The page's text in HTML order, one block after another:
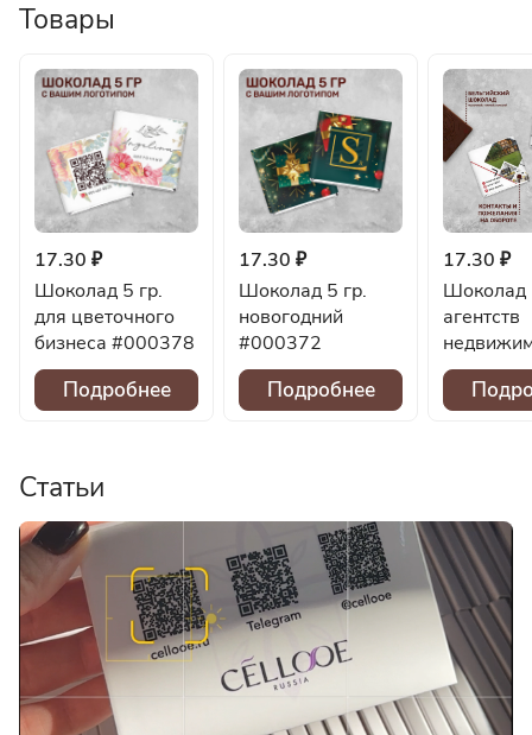
Товары
17.30 ₽
Шоколад 5 гр.
для цветочного
бизнеса #000378
Подробнее
17.30 ₽
Шоколад 5 гр.
новогодний
#000372
Подробнее
17.30 ₽
Шоколад
агентств
#000293
Статьи